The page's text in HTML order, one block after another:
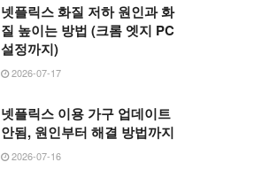
넷플릭스 화질 저하 원인과 화
질 높이는 방법 (크롬 엣지 PC
설정까지)
2026-07-17
넷플릭스 이용 가구 업데이트
안됨, 원인부터 해결 방법까지
2026-07-16